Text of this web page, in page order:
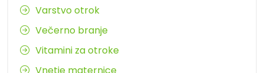
Varstvo otrok
Večerno branje
Vitamini za otroke